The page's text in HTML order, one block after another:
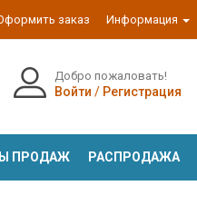
заказ Информация
Добро пожаловать!
Войти / Регистрация
ПРОДАЖ РАСПРОДАЖА